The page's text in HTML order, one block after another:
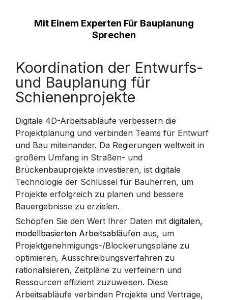
Mit Einem Experten Für Bauplanung
Sprechen
Koordination der Entwurfs-
und Bauplanung für
Schienenprojekte
Digitale 4D-Arbeitsabläufe verbessern die
Projektplanung und verbinden Teams für Entwurf
und Bau miteinander. Da Regierungen weltweit in
großem Umfang in Straßen- und
Brückenbauprojekte investieren, ist digitale
Technologie der Schlüssel für Bauherren, um
Projekte erfolgreich zu planen und bessere
Bauergebnisse zu erzielen.
Schöpfen Sie den Wert Ihrer Daten mit digitalen,
modellbasierten Arbeitsabläufen aus, um
Projektgenehmigungs-/Blockierungspläne zu
optimieren, Ausschreibungsverfahren zu
rationalisieren, Zeitpläne zu verfeinern und
Ressourcen effizient zuzuweisen. Diese
Arbeitsabläufe verbinden Projekte und Verträge,